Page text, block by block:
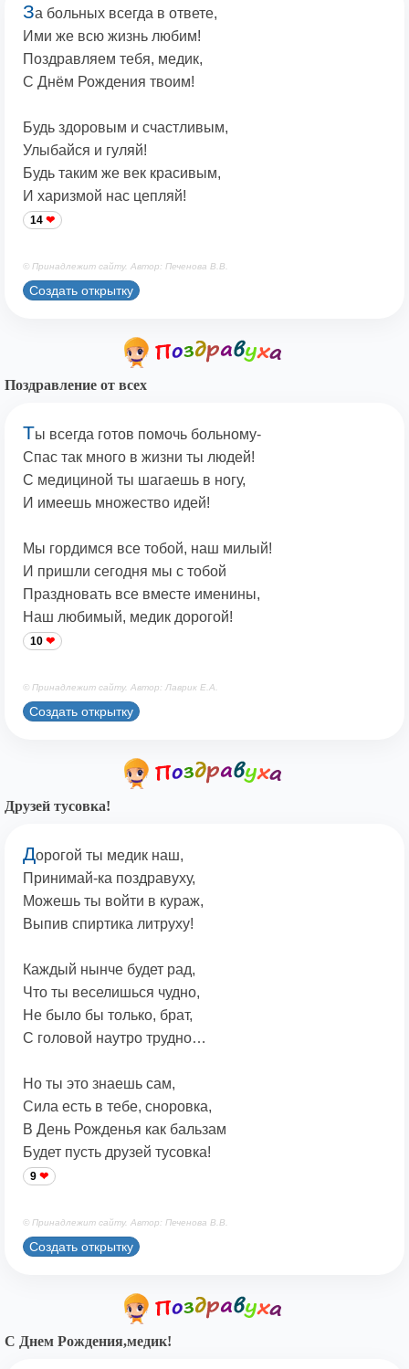
За больных всегда в ответе,
Ими же всю жизнь любим!
Поздравляем тебя, медик,
С Днём Рождения твоим!
Будь здоровым и счастливым,
Улыбайся и гуляй!
Будь таким же век красивым,
И харизмой нас цепляй!
14
© Принадлежит сайту. Автор: Печенова В.В.
Создать открытку
Поздравление от всех
Ты всегда готов помочь больному-
Спас так много в жизни ты людей!
С медициной ты шагаешь в ногу,
И имеешь множество идей!
Мы гордимся все тобой, наш милый!
И пришли сегодня мы с тобой
Праздновать все вместе именины,
Наш любимый, медик дорогой!
10
© Принадлежит сайту. Автор: Лаврик Е.А.
Создать открытку
Друзей тусовка!
Дорогой ты медик наш,
Принимай-ка поздравуху,
Можешь ты войти в кураж,
Выпив спиртика литруху!
Каждый нынче будет рад,
Что ты веселишься чудно,
Не было бы только, брат,
С головой наутро трудно…
Но ты это знаешь сам,
Сила есть в тебе, сноровка,
В День Рожденья как бальзам
Будет пусть друзей тусовка!
9
© Принадлежит сайту. Автор: Печенова В.В.
Создать открытку
С Днем Рождения,медик!